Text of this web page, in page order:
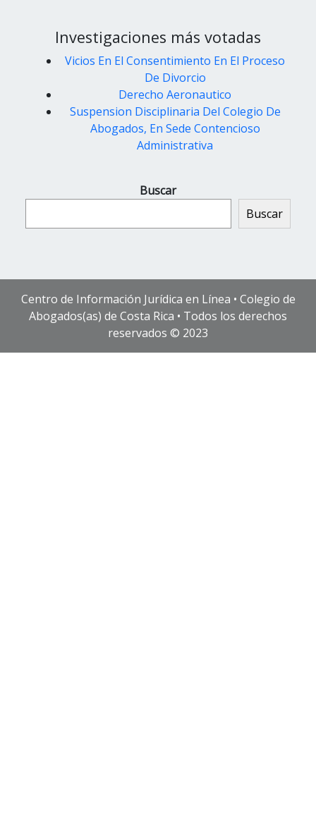
Investigaciones más votadas
Vicios En El Consentimiento En El Proceso
De Divorcio
Derecho Aeronautico
Suspension Disciplinaria Del Colegio De
Abogados, En Sede Contencioso
Administrativa
Buscar
Buscar
Centro de Información Jurídica en Línea • Colegio de
Abogados(as) de Costa Rica • Todos los derechos
reservados © 2023